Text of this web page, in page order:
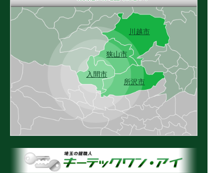
入間市
狭山市
所沢市
川越市